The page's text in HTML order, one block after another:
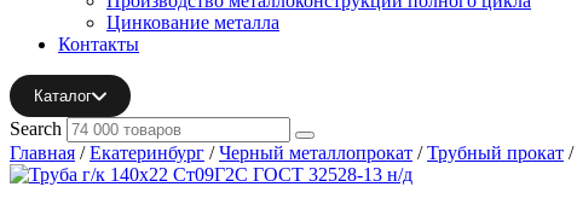
Цинкование металла
Контакты
Каталог
Search
Главная /Екатеринбург /Черный металлопрокат /Трубный прокат /